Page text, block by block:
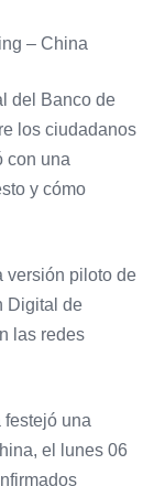
– China
del Banco de
los ciudadanos
con una
y cómo
versión piloto de
Digital de
las redes
una
el lunes 06